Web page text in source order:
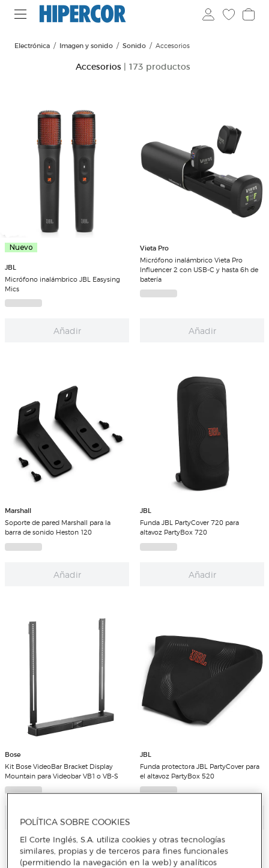
Electrónica Imagen y sonido Sonido Accesorios
Accesorios | 173 productos
Nuevo
JBL
Micrófono inalámbrico JBL Easysing
Mics
Añadir
Vieta Pro
Micrófono inalámbrico Vieta Pro
Influencer 2 con USB-C y hasta 6h de
batería
Añadir
Marshall
Soporte de pared Marshall para la
barra de sonido Heston 120
Añadir
JBL
Funda JBL PartyCover 720 para
altavoz PartyBox 720
Añadir
Bose
Kit Bose VideoBar Bracket Display
Mountain para Videobar VB1 o VB-S
Añadir
JBL
Funda protectora JBL PartyCover para
el altavoz PartyBox 520
POLÍTICA SOBRE COOKIES
El Corte Inglés, S.A. utiliza cookies y otras tecnologías
similares, propias y de terceros para fines funcionales
(permitiendo la navegación en la web) y analíticos